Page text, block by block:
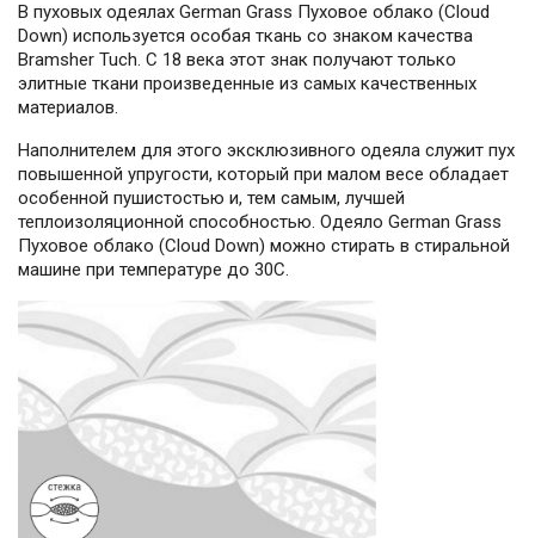
В пуховых одеялах German Grass Пуховое облако (Cloud
Down) используется особая ткань со знаком качества
Bramsher Tuch. С 18 века этот знак получают только
элитные ткани произведенные из самых качественных
материалов.
Наполнителем для этого эксклюзивного одеяла служит пух
повышенной упругости, который при малом весе обладает
особенной пушистостью и, тем самым, лучшей
теплоизоляционной способностью. Одеяло German Grass
Пуховое облако (Cloud Down) можно стирать в стиральной
машине при температуре до 30С.